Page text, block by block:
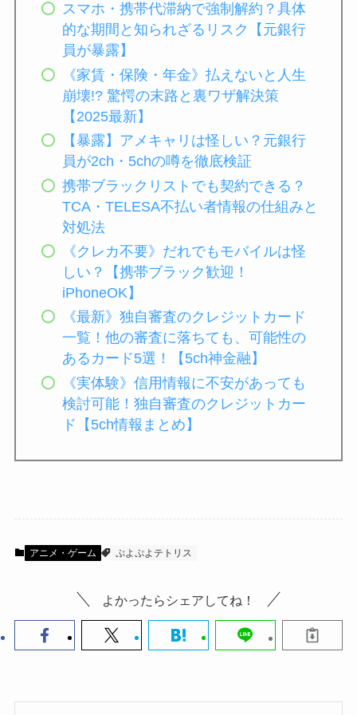
スマホ・携帯代滞納で強制解約？具体
的な期間と知られざるリスク【元銀行
員が暴露】
《家賃・保険・年金》払えないと人生
崩壊!? 驚愕の末路と裏ワザ解決策
【2025最新】
【暴露】アメキャリは怪しい？元銀行
員が2ch・5chの噂を徹底検証
携帯ブラックリストでも契約できる？
TCA・TELESA不払い者情報の仕組みと
対処法
《クレカ不要》だれでもモバイルは怪
しい？【携帯ブラック歓迎！
iPhoneOK】
《最新》独自審査のクレジットカード
一覧！他の審査に落ちても、可能性の
あるカード5選！【5ch神金融】
《実体験》信用情報に不安があっても
検討可能！独自審査のクレジットカー
ド【5ch情報まとめ】
アニメ・ゲーム ぷよぷよテトリス
よかったらシェアしてね！